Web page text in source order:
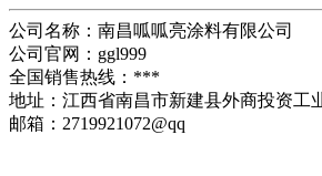
公司名称：南昌呱呱亮涂料有限公司
公司官网：ggl999
全国销售热线：***
地址：江西省南昌市新建县外商投资工
邮箱：2719921072@qq